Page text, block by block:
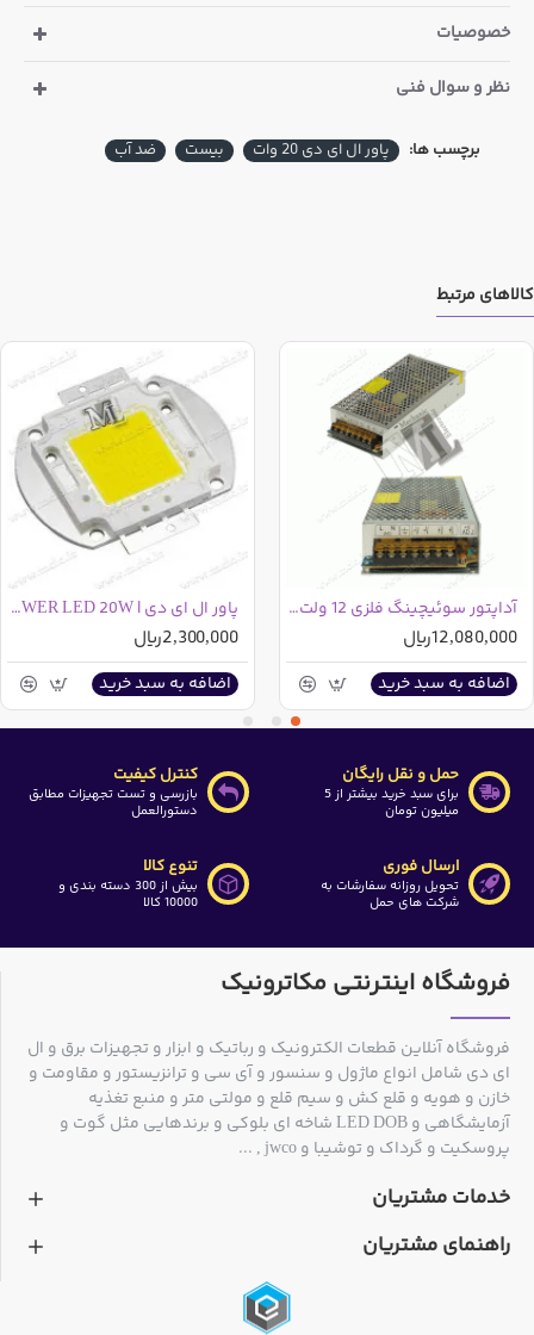
خصوصیات
نظر و سوال فنی
برچسب ها: پاور ال ای دی 20 وات بیست ضد آب
کالاهای مرتبط
آداپتور سوئیچینگ فلزی 12 ولت 15 آمپر
12,080,000ریال
اضافه به سبد خرید
پاور ال ای دی | POWER LED 20W
2,300,000ریال
اضافه به سبد خرید
حمل و نقل رایگان
برای سبد خرید بیشتر از 5
میلیون تومان
کنترل کیفیت
بازرسی و تست تجهیزات مطابق
دستورالعمل
ارسال فوری
تحویل روزانه سفارشات به
شرکت های حمل
تنوع کالا
بیش از 300 دسته بندی و
10000 کالا
فروشگاه اینترنتی مکاترونیک
فروشگاه آنلاین قطعات الکترونیک و رباتیک و ابزار و تجهیزات برق و ال
ای دی شامل انواع ماژول و سنسور و آی سی و ترانزیستور و مقاومت و
خازن و هویه و قلع کش و سیم قلع و مولتی متر و منبع تغذیه
آزمایشگاهی و LED DOB شاخه ای بلوکی و برندهایی مثل گوت و
پروسکیت و گرداک و توشیبا و jwco , ...
خدمات مشتریان
راهنمای مشتریان